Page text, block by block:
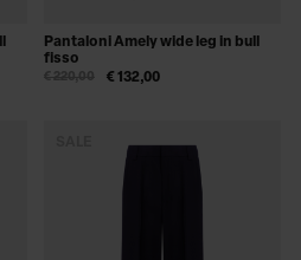
Pantaloni Amely wide leg in bull
fisso
€ 132,00
€ 220,00